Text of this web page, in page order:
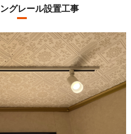
グレール設置工事